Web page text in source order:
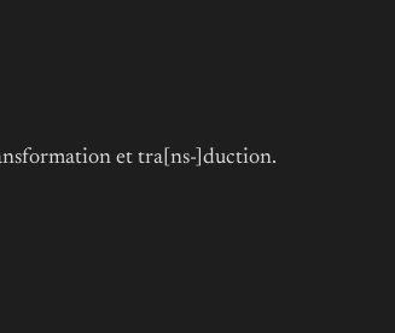
et tra[ns-]duction.